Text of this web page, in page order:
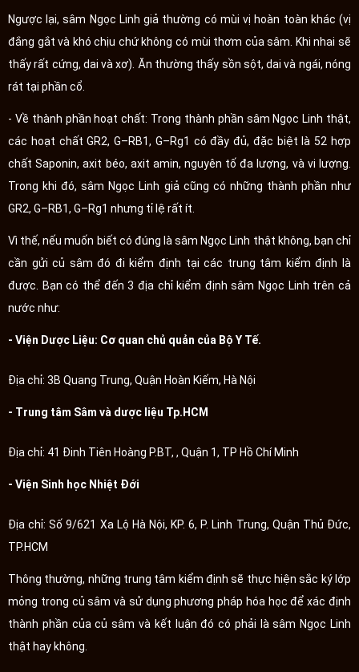
Ngược lại, sâm Ngọc Linh giả thường có mùi vị hoàn toàn khác (vị
đắng gắt và khó chịu chứ không có mùi thơm của sâm. Khi nhai sẽ
thấy rất cứng, dai và xơ). Ăn thường thấy sồn sột, dai và ngái, nóng
rát tại phần cổ.
- Về thành phần hoạt chất: Trong thành phần sâm Ngọc Linh thật,
các hoạt chất GR2, G–RB1, G–Rg1 có đầy đủ, đặc biệt là 52 hợp
chất Saponin, axit béo, axit amin, nguyên tố đa lượng, và vi lượng.
Trong khi đó, sâm Ngọc Linh giả cũng có những thành phần như
GR2, G–RB1, G–Rg1 nhưng tỉ lệ rất ít.
Vì thế, nếu muốn biết có đúng là sâm Ngọc Linh thật không, bạn chỉ
cần gửi củ sâm đó đi kiểm định tại các trung tâm kiểm định là
được. Bạn có thể đến 3 địa chỉ kiểm định sâm Ngọc Linh trên cả
nước như:
- Viện Dược Liệu: Cơ quan chủ quản của Bộ Y Tế.
Địa chỉ: 3B Quang Trung, Quận Hoàn Kiếm, Hà Nội
- Trung tâm Sâm và dược liệu Tp.HCM
Địa chỉ: 41 Đinh Tiên Hoàng P.BT, , Quận 1, TP Hồ Chí Minh
- Viện Sinh học Nhiệt Đới
Địa chỉ: Số 9/621 Xa Lộ Hà Nội, KP. 6, P. Linh Trung, Quận Thủ Đức,
TP.HCM
Thông thường, những trung tâm kiểm định sẽ thực hiện sắc ký lớp
mỏng trong củ sâm và sử dụng phương pháp hóa học để xác định
thành phần của củ sâm và kết luận đó có phải là sâm Ngọc Linh
thật hay không.